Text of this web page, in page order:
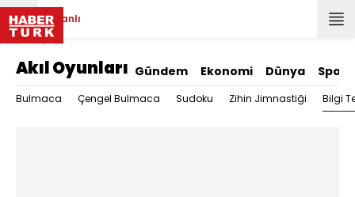
Canlı
Akıl Oyunları Gündem Ekonomi Dünya Spor
Bulmaca Çengel Bulmaca Sudoku Zihin Jimnastiği Bilgi